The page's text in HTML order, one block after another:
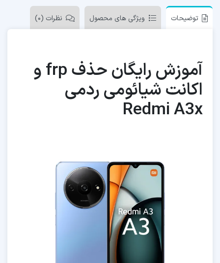
توضیحات ویژگی های محصول نظرات (0)
آموزش رایگان حذف frp و
اکانت شیائومی ردمی
Redmi A3x